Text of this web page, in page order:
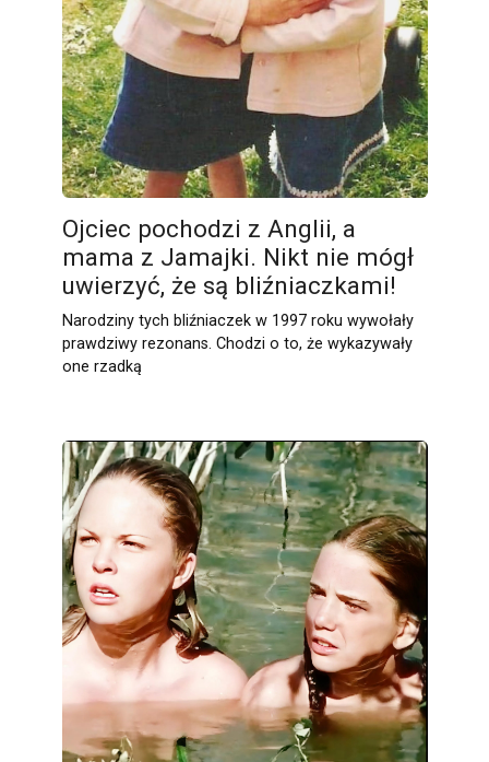
Ojciec pochodzi z Anglii, a
mama z Jamajki. Nikt nie mógł
uwierzyć, że są bliźniaczkami!
Narodziny tych bliźniaczek w 1997 roku wywołały
prawdziwy rezonans. Chodzi o to, że wykazywały
one rzadką